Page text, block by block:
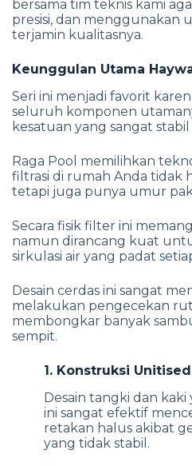
bersama tim teknis kami
presisi, dan menggunakan
terjamin kualitasnya.
Keunggulan Utama
Seri ini menjadi favorit
seluruh komponen
kesatuan yang sangat
Raga Pool memilihkan
filtrasi di rumah Anda tidak
tetapi juga punya umur
Secara fisik filter ini
namun dirancang kuat
sirkulasi air yang padat
Desain cerdas ini sangat
melakukan pengecekan
membongkar banyak
sempit.
1. Konstruksi
Desain tangki dan
ini sangat efektif
retakan halus akibat
yang tidak stabil.